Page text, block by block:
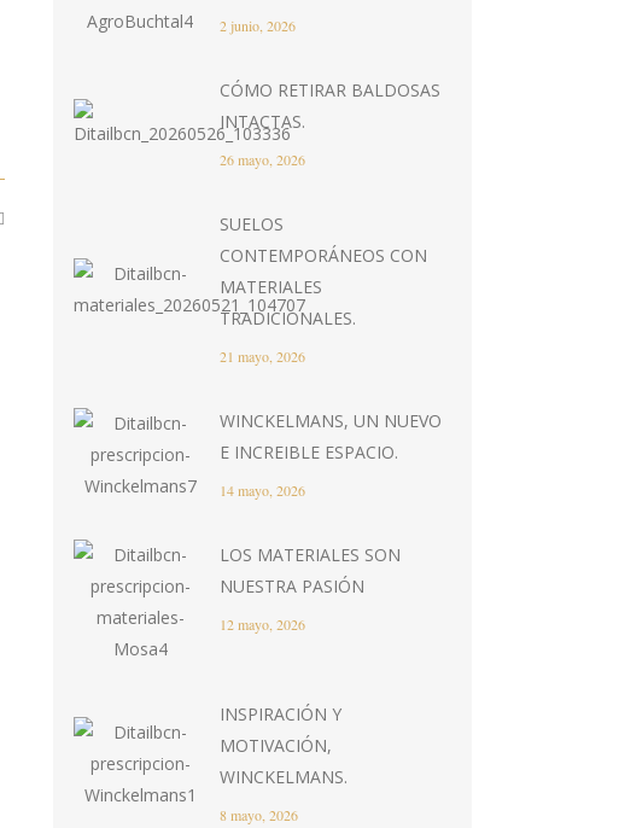
2 junio, 2026
CÓMO RETIRAR BALDOSAS
INTACTAS.
26 mayo, 2026
SUELOS
CONTEMPORÁNEOS CON
MATERIALES
TRADICIONALES.
21 mayo, 2026
WINCKELMANS, UN NUEVO
E INCREIBLE ESPACIO.
14 mayo, 2026
LOS MATERIALES SON
NUESTRA PASIÓN
12 mayo, 2026
INSPIRACIÓN Y
MOTIVACIÓN,
WINCKELMANS.
8 mayo, 2026